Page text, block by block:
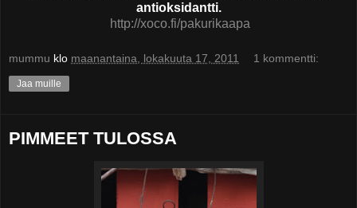
antioksidantti.
http://xoco.fi/pakurikaapa
mummu klo maanantaina, lokakuuta 17, 2011 1 kommentti:
Jaa muille
PIMMEET TULOSSA